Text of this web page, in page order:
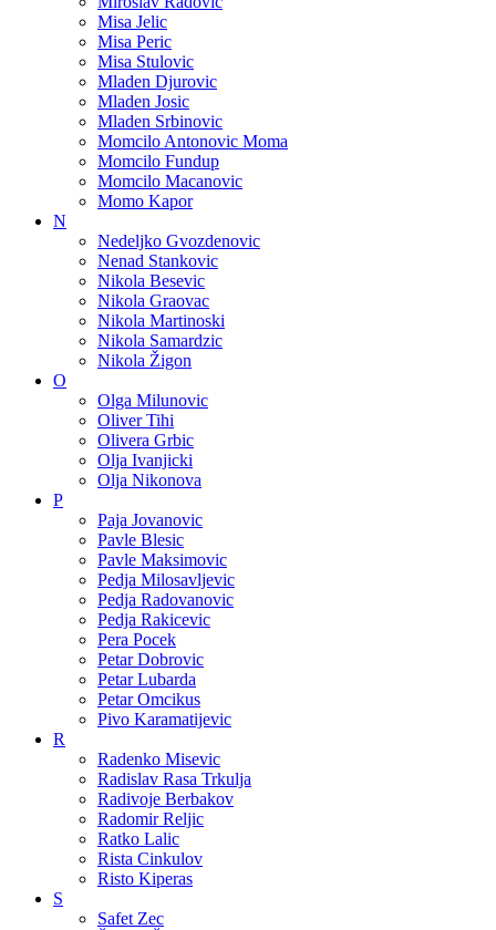
Misa Jelic
Misa Peric
Misa Stulovic
Mladen Djurovic
Mladen Josic
Mladen Srbinovic
Momcilo Antonovic Moma
Momcilo Fundup
Momcilo Macanovic
Momo Kapor
N
Nedeljko Gvozdenovic
Nenad Stankovic
Nikola Besevic
Nikola Graovac
Nikola Martinoski
Nikola Samardzic
Nikola Žigon
O
Olga Milunovic
Oliver Tihi
Olivera Grbic
Olja Ivanjicki
Olja Nikonova
P
Paja Jovanovic
Pavle Blesic
Pavle Maksimovic
Pedja Milosavljevic
Pedja Radovanovic
Pedja Rakicevic
Pera Pocek
Petar Dobrovic
Petar Lubarda
Petar Omcikus
Pivo Karamatijevic
R
Radenko Misevic
Radislav Rasa Trkulja
Radivoje Berbakov
Radomir Reljic
Ratko Lalic
Rista Cinkulov
Risto Kiperas
S
Safet Zec